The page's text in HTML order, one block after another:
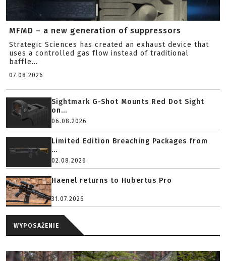
MFMD – a new generation of suppressors
Strategic Sciences has created an exhaust device that
uses a controlled gas flow instead of traditional
baffle...
07.08.2026
Sightmark G-Shot Mounts Red Dot Sight
on...
06.08.2026
Limited Edition Breaching Packages from
...
02.08.2026
Haenel returns to Hubertus Pro
31.07.2026
WYPOSAŻENIE